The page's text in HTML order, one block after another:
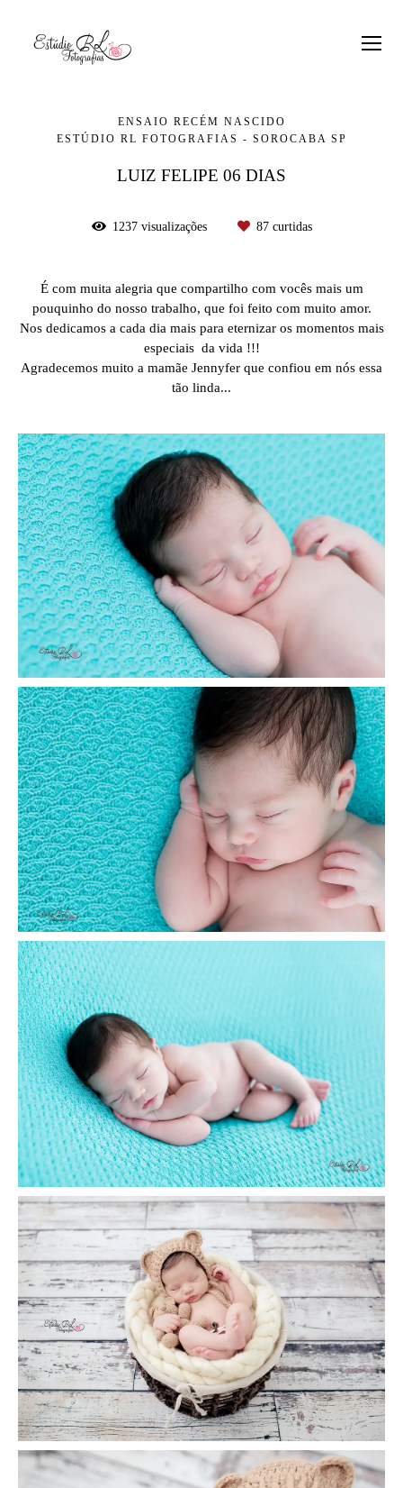
ENSAIO RECÉM NASCIDO
ESTÚDIO RL FOTOGRAFIAS - SOROCABA SP
LUIZ FELIPE 06 DIAS
1237visualizações 87curtidas
É com muita alegria que compartilho com vocês mais um
pouquinho do nosso trabalho, que foi feito com muito amor.
Nos dedicamos a cada dia mais para eternizar os momentos mais
especiais da vida !!!
Agradecemos muito a mamãe Jennyfer que confiou em nós essa
tão linda...